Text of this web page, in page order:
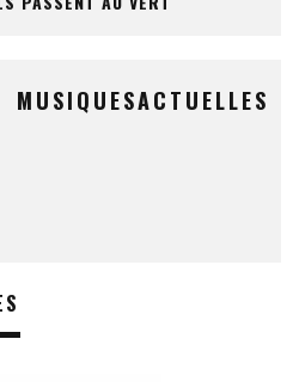
MUSIQUESACTUELLES